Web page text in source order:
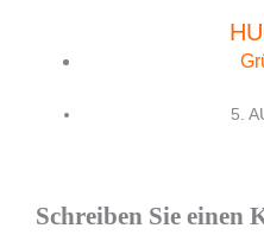
5.
Schreiben Sie einen